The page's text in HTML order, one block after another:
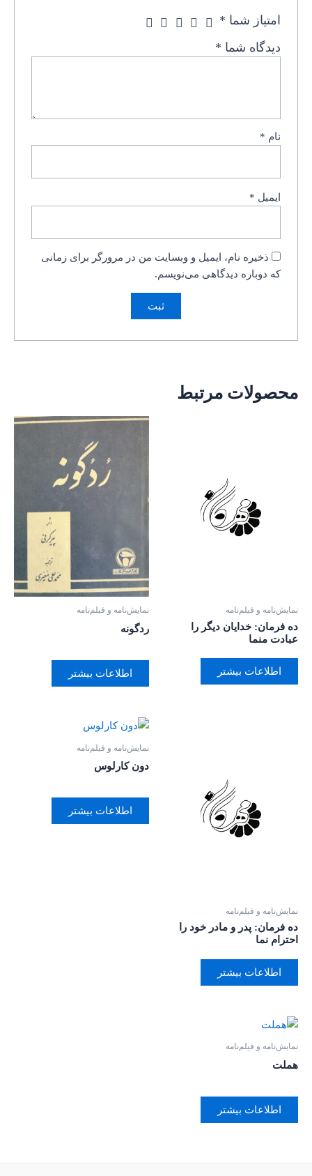
امتیاز شما *
دیدگاه شما *
نام *
ایمیل *
ذخیره نام، ایمیل و وبسایت من در مرورگر برای زمانی
که دوباره دیدگاهی می‌نویسم.
محصولات مرتبط
نمایش‌نامه و فیلم‌نامه
ده فرمان: خدایان دیگر را
عبادت منما
اطلاعات بیشتر
نمایش‌نامه و فیلم‌نامه
ردگونه
اطلاعات بیشتر
نمایش‌نامه و فیلم‌نامه
ده فرمان: پدر و مادر خود را
احترام نما
اطلاعات بیشتر
نمایش‌نامه و فیلم‌نامه
دون کارلوس
اطلاعات بیشتر
نمایش‌نامه و فیلم‌نامه
هملت
اطلاعات بیشتر